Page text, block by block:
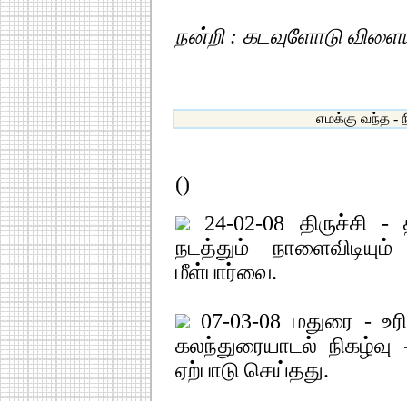
நன்றி : கடவுளோடு
எமக்கு வந்த -
()
24-02-08
நடத்தும்
மீள்பார்வை.
07-03-08 மதுரை -
கலந்துரையாடல்
ஏற்பாடு செய்தது.